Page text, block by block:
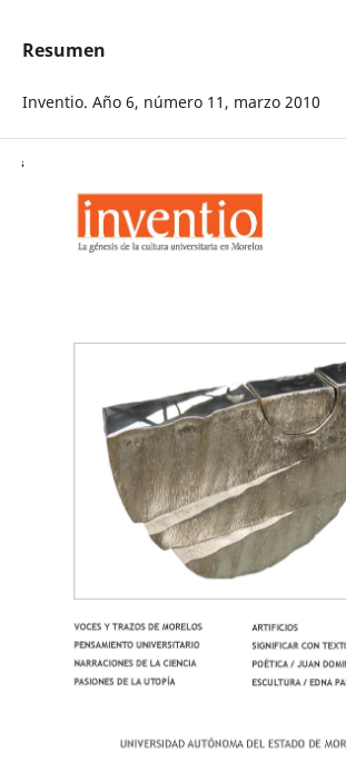
Resumen
Inventio. Año 6, número 11, marzo 2010